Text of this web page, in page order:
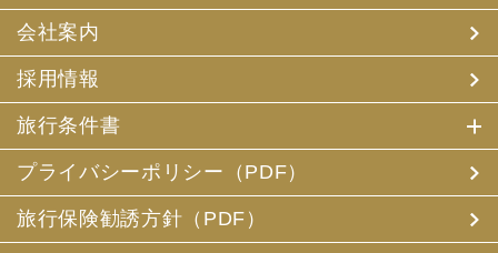
会社案内
採用情報
旅行条件書
プライバシーポリシー（PDF）
旅行保険勧誘方針（PDF）